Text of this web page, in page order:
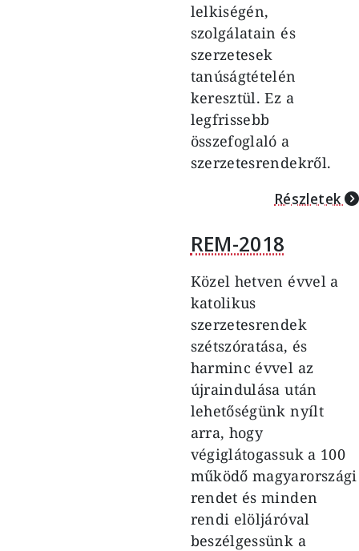
lelkiségén,
szolgálatain és
szerzetesek
tanúságtételén
keresztül. Ez a
legfrissebb
összefoglaló a
szerzetesrendekről.
Részletek
REM-2018
Közel hetven évvel a
katolikus
szerzetesrendek
szétszóratása, és
harminc évvel az
újraindulása után
lehetőségünk nyílt
arra, hogy
végiglátogassuk a 100
működő magyarországi
rendet és minden
rendi elöljáróval
beszélgessünk a